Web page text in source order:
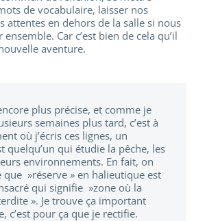
de vocabulaire, laisser nos
attentes en dehors de la salle si nous
Car c’est bien de cela qu’il
aventure.
plus précise, et comme je
semaines plus tard, c’est à
où j’écris ces lignes, un
quelqu’un qui étudie la pêche, les
environnements. En fait, on
que »réserve » en halieutique est
qui signifie »zone où la
». Je trouve ça important
c’est pour ça que je rectifie.